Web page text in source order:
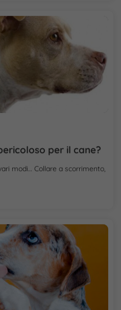
per il cane?
modi… Collare a scorrimento,